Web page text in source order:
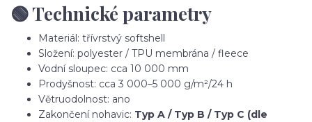
🟢 Technické parametry
Materiál: třívrstvý softshell
Složení: polyester / TPU membrána / fleece
Vodní sloupec: cca 10 000 mm
Prodyšnost: cca 3 000–5 000 g/m²/24 h
Větruodolnost: ano
Zakončení nohavic: Typ A / Typ B / Typ C (dle